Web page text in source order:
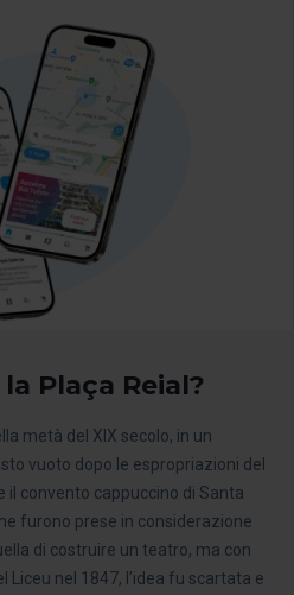
Plaça Reial?
metà del XIX secolo, in un
vuoto dopo le espropriazioni del
il convento cappuccino di Santa
furono prese in considerazione
di costruire un teatro, ma con
Liceu nel 1847, l’idea fu scartata e